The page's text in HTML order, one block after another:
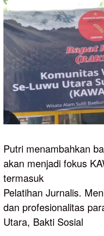
Putri menambahkan
akan menjadi fokus
termasuk
Pelatihan Jurnalis.
dan profesionalitas
Utara, Bakti Sosial